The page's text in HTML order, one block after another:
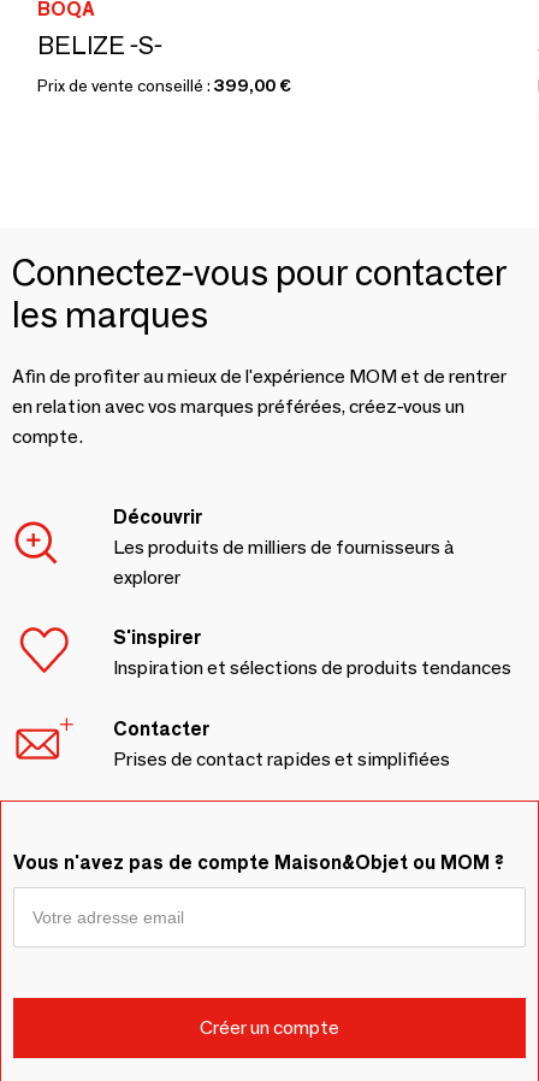
BOQA
BELIZE -S-
Prix de vente conseillé : 399,00 €
Connectez-vous pour contacter
les marques
Afin de profiter au mieux de l'expérience MOM et de rentrer
en relation avec vos marques préférées, créez-vous un
compte.
Découvrir
Les produits de milliers de fournisseurs à
explorer
S'inspirer
Inspiration et sélections de produits tendances
Contacter
Prises de contact rapides et simplifiées
Vous n'avez pas de compte Maison&Objet ou MOM ?